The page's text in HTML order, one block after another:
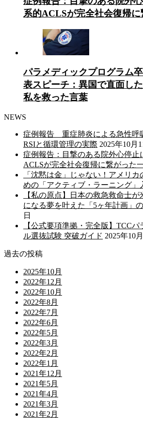
系的ACLSが完全社会復帰に
パラメディックプログラム
表スピーチ：異国で直面し
私を救った言葉
NEWS
症例報告 重症肺炎による急性呼
RSIと循環管理の実際 2025年10月
症例報告：目撃のある院外心停止
ACLSが完全社会復帰に繋がった
「沈黙は金」じゃない！アメリ
めの「アクティブ・ラーニング」
【私の原点】日本の救急救命士
になる夢を叶えた「5ヶ年計画」
日
【公式要項準拠・完全版】TCC
ル選抜試験 突破ガイド 2025年10
過去の投稿
2025年10月
2022年12月
2022年10月
2022年8月
2022年7月
2022年6月
2022年5月
2022年3月
2022年2月
2022年1月
2021年12月
2021年5月
2021年4月
2021年3月
2021年2月